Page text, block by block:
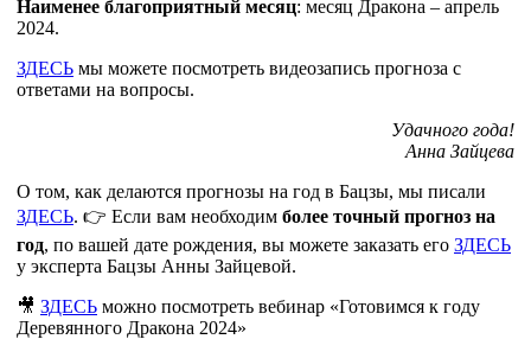
Наименее благоприятный месяц: месяц Дракона – апрель
2024.
ЗДЕСЬ мы можете посмотреть видеозапись прогноза с
ответами на вопросы.
Удачного года!
Анна Зайцева
О том, как делаются прогнозы на год в Бацзы, мы писали
ЗДЕСЬ. 👉 Если вам необходим более точный прогноз на
год, по вашей дате рождения, вы можете заказать его ЗДЕСЬ
у эксперта Бацзы Анны Зайцевой.
🎥 ЗДЕСЬ можно посмотреть вебинар «Готовимся к году
Деревянного Дракона 2024»